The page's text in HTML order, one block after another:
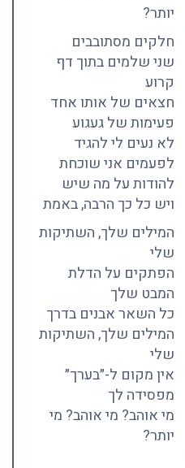
יותר?
חלקים מסתובבים
שני שלמים בתוך דף
קרוע
חצאים של אותו אחד
פעימות של געגוע
לא נעים לי להגיד
לפעמים אני שוכחת
להודות על מה שיש
ויש כל כך הרבה, באמת
המילים שלך, השתיקות
שלי
הפתקים על הדלת
המבט שלך
כל השאר אבנים בדרך
המילים שלך, השתיקות
שלי
אין מקום ל-״בערך״
מפסידה לך
מי אוהב? מי אוהב? מי
יותר?